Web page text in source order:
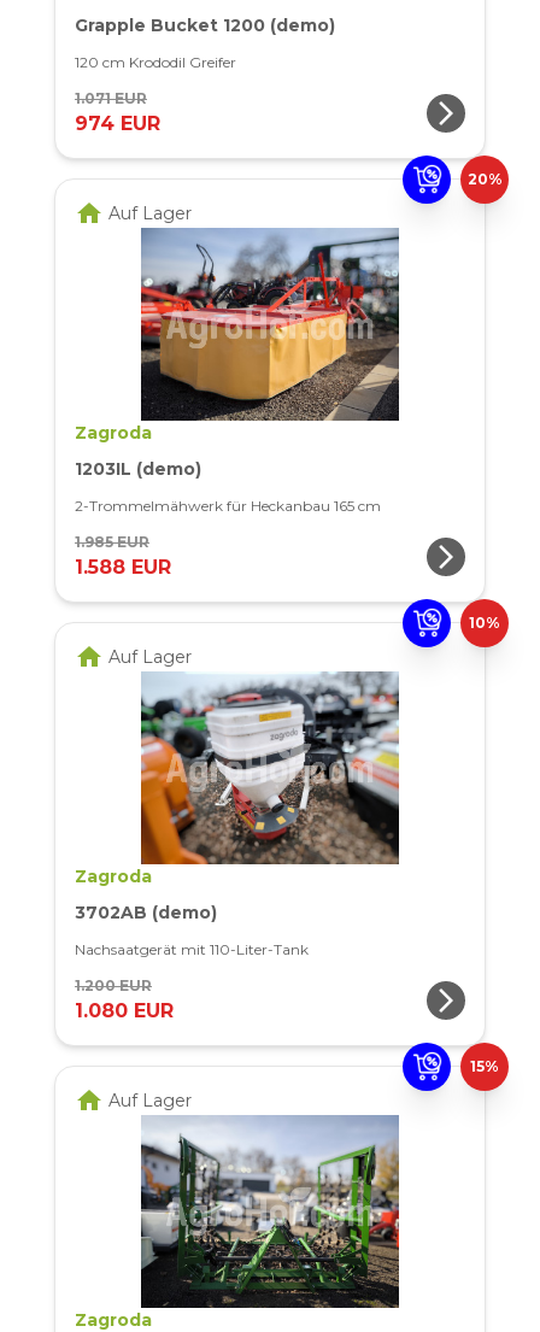
Grapple Bucket 1200 (demo)
120 cm Krododil Greifer
1.071 EUR
974 EUR arrow_forward_ios
20%
home Auf Lager
Zagroda
1203IL (demo)
2-Trommelmähwerk für Heckanbau 165 cm
1.985 EUR
1.588 EUR arrow_forward_ios
10%
home Auf Lager
Zagroda
3702AB (demo)
Nachsaatgerät mit 110-Liter-Tank
1.200 EUR
1.080 EUR arrow_forward_ios
15%
home Auf Lager
Zagroda